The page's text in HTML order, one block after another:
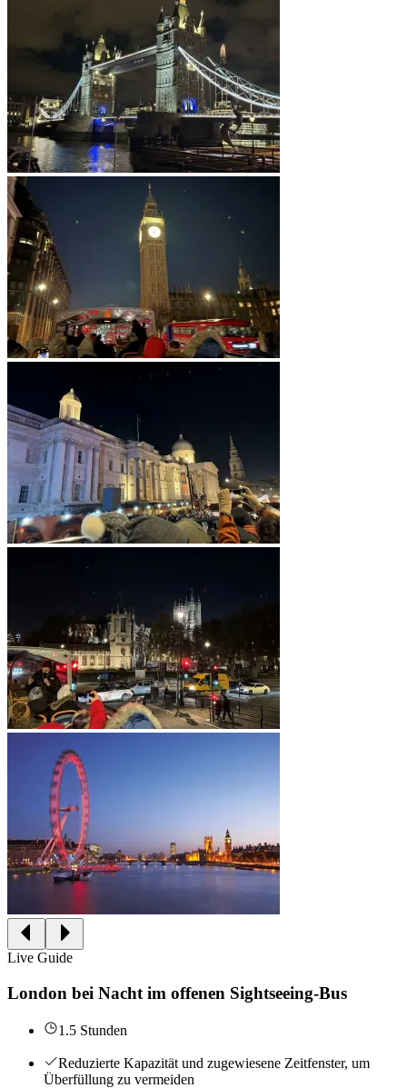
Live Guide
London bei Nacht im offenen Sightseeing-Bus
1.5 Stunden
Reduzierte Kapazität und zugewiesene Zeitfenster, um
Überfüllung zu vermeiden